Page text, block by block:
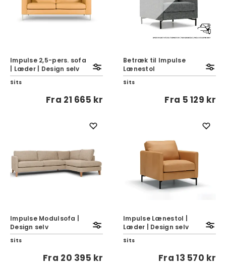
Impulse 2,5-pers. sofa
| Læder | Design selv
Sits
Fra 21 665 kr
Betræk til Impulse
Lænestol
Sits
Fra 5 129 kr
Impulse Modulsofa |
Design selv
Sits
Fra 20 395 kr
Impulse Lænestol |
Læder | Design selv
Sits
Fra13 570 kr